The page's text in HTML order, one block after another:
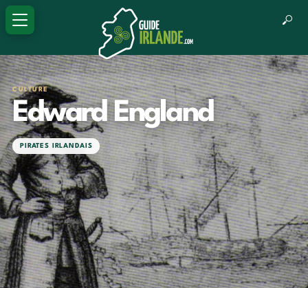
CULTURE
Edward England
PIRATES IRLANDAIS